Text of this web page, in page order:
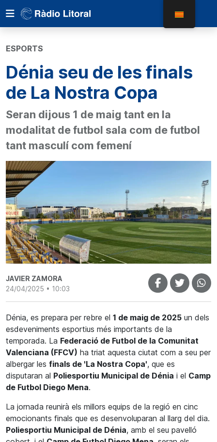
ESPORTS
Dénia seu de les finals
de La Nostra Copa
Seran dijous 1 de maig tant en la
modalitat de futbol sala com de futbol
tant masculí com femení
JAVIER ZAMORA
24/04/2025 • 10:03
Dénia, es prepara per rebre el 1 de maig de 2025 un dels
esdeveniments esportius més importants de la
temporada. La Federació de Futbol de la Comunitat
Valenciana (FFCV) ha triat aquesta ciutat com a seu per
albergar les finals de 'La Nostra Copa', que es
disputaran al Poliesportiu Municipal de Dénia i el Camp
de Futbol Diego Mena.
La jornada reunirà els millors equips de la regió en cinc
emocionants finals que es desenvoluparan al llarg del dia.
Poliesportiu Municipal de Dénia, amb el seu pavelló